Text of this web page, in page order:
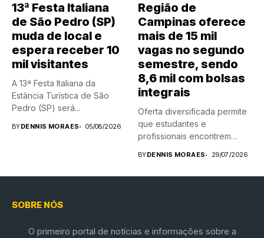
13ª Festa Italiana
de São Pedro (SP)
muda de local e
espera receber 10
mil visitantes
A 13ª Festa Italiana da
Estância Turística de São
Pedro (SP) será...
BYDENNIS MORAES 05/08/2026
Região de
Campinas oferece
mais de 15 mil
vagas no segundo
semestre, sendo
8,6 mil com bolsas
integrais
Oferta diversificada permite
que estudantes e
profissionais encontrem
BYDENNIS MORAES 29/07/2026
SOBRE NÓS
O primeiro portal de notícias e informações sobre a